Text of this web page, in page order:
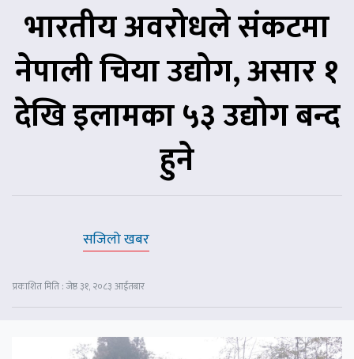
भारतीय अवरोधले संकटमा
नेपाली चिया उद्योग, असार १
देखि इलामका ५३ उद्योग बन्द
हुने
सजिलो खबर
प्रकाशित मिति : जेष्ठ ३१, २०८३ आईतबार